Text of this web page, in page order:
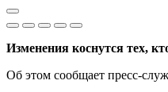
Изменения коснутся тех,
Об этом сообщает пресс-